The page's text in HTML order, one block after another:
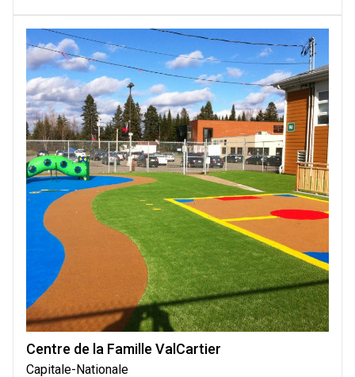
Centre de la Famille ValCartier
Capitale-Nationale